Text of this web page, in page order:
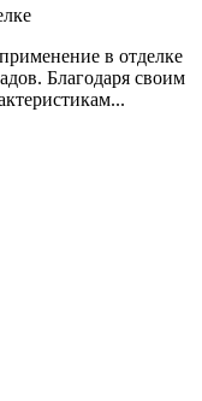
в отделке
Благодаря своим